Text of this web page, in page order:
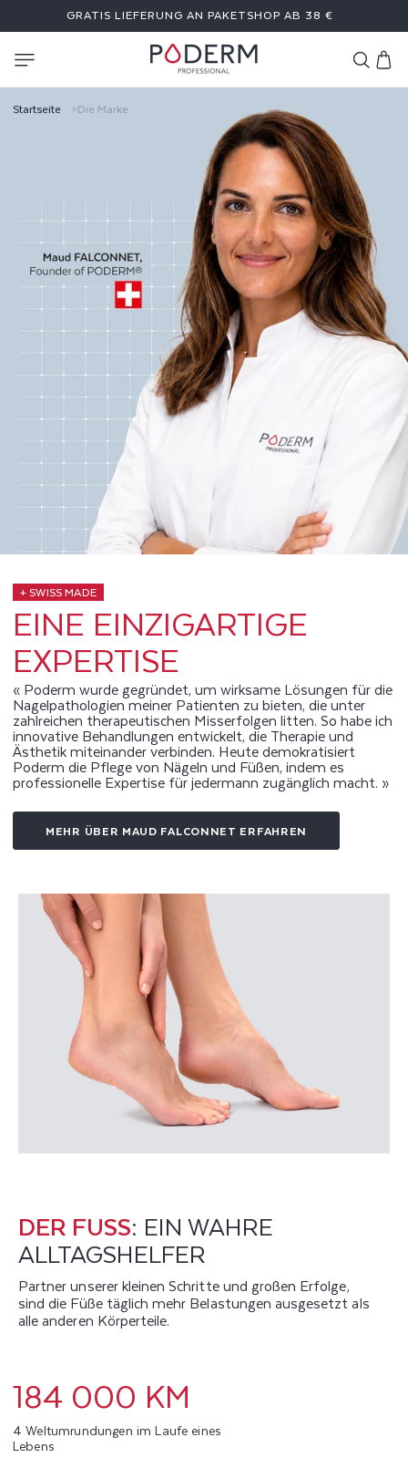
INHALT
GRATIS LIEFERUNG AN PAKETSHOP AB 38 €
D
A
Startseite Die Marke
+ SWISS MADE
EINE EINZIGARTIGE
EXPERTISE
« Poderm wurde gegründet, um wirksame Lösungen für die
Nagelpathologien meiner Patienten zu bieten, die unter
zahlreichen therapeutischen Misserfolgen litten. So habe ich
innovative Behandlungen entwickelt, die Therapie und
Ästhetik miteinander verbinden. Heute demokratisiert
Poderm die Pflege von Nägeln und Füßen, indem es
professionelle Expertise für jedermann zugänglich macht. »
MEHR ÜBER MAUD FALCONNET ERFAHREN
DER FUSS: EIN WAHRE
ALLTAGSHELFER
Partner unserer kleinen Schritte und großen Erfolge,
sind die Füße täglich mehr Belastungen ausgesetzt als
alle anderen Körperteile.
184 000 KM
4 Weltumrundungen im Laufe eines
Lebens